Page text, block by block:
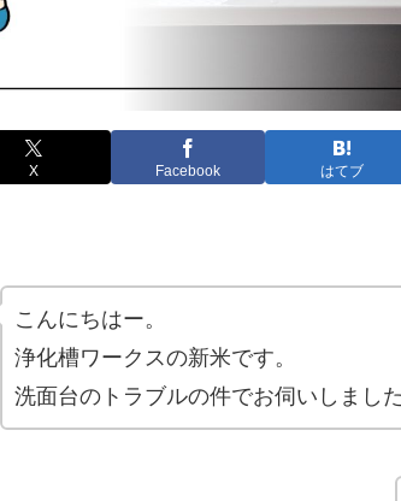
X Facebook はてブ
こんにちはー。
浄化槽ワークスの新米です。
洗面台のトラブルの件でお伺いしました